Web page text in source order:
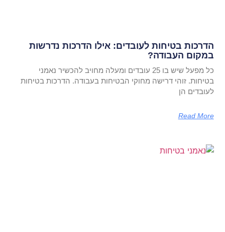
הדרכות בטיחות לעובדים: אילו הדרכות נדרשות
במקום העבודה?
כל מפעל שיש בו 25 עובדים ומעלה מחויב להכשיר נאמני
בטיחות. זוהי דרישה מחוקי הבטיחות בעבודה. הדרכות בטיחות
לעובדים הן
Read More